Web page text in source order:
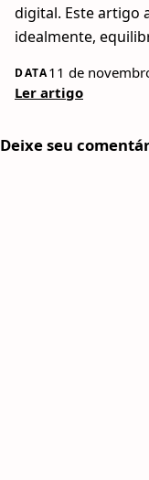
digital. Este artigo
idealmente,
DATA11 de
Ler artigo
Deixe seu